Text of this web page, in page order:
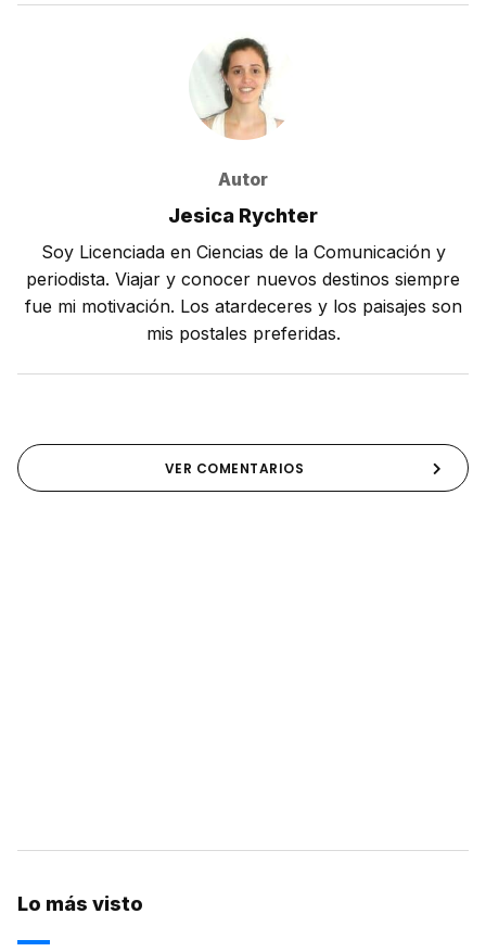
Autor
Jesica Rychter
Soy Licenciada en Ciencias de la Comunicación y
periodista. Viajar y conocer nuevos destinos siempre
fue mi motivación. Los atardeceres y los paisajes son
mis postales preferidas.
VER COMENTARIOS
Lo más visto